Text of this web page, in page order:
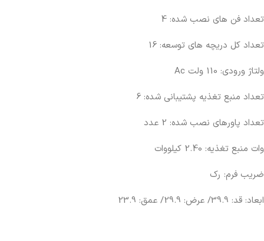
تعداد فن های نصب شده: 4
تعداد کل دریچه های توسعه: 16
ولتاژ ورودی: 110 ولت Ac
تعداد منبع تغذیه پشتیبانی شده: 6
تعداد پاورهای نصب شده: 2 عدد
وات منبع تغذیه: 2.40 کیلووات
ضریب فرم: رک
ابعاد: قد: 39.9/ عرض: 29.9/ عمق: 23.9